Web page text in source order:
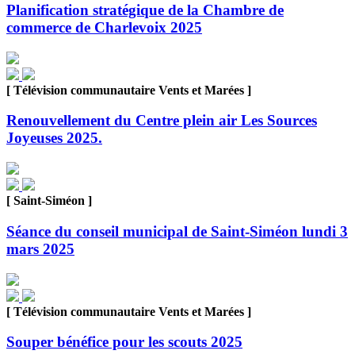
Planification stratégique de la Chambre de
commerce de Charlevoix 2025
[ Télévision communautaire Vents et Marées ]
Renouvellement du Centre plein air Les Sources
Joyeuses 2025.
[ Saint-Siméon ]
Séance du conseil municipal de Saint-Siméon lundi 3
mars 2025
[ Télévision communautaire Vents et Marées ]
Souper bénéfice pour les scouts 2025